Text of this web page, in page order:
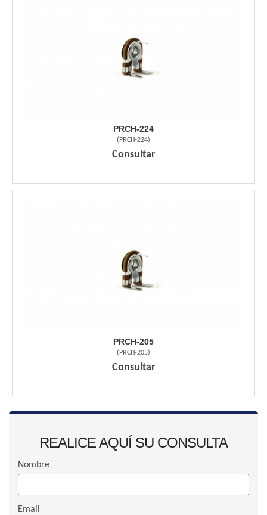
PRCH-224
( PRCH-224)
Consultar
PRCH-205
( PRCH-205)
Consultar
REALICE AQUÍ SU CONSULTA
Nombre
Email